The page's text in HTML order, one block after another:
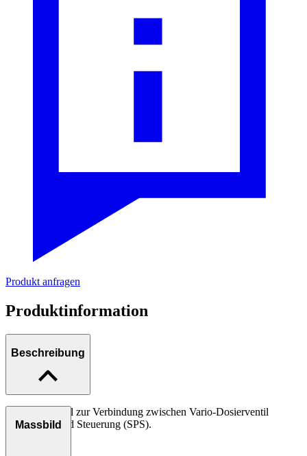
Produkt anfragen
Produktinformation
Beschreibung
Anschlusskabel zur Verbindung zwischen Vario-Dosierventil
AXDV-V1 und Steuerung (SPS).
Massbild